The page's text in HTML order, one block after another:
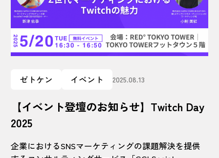
ゼトケン イベント 2025.08.13
【イベント登壇のお知らせ】Twitch Day
2025
企業におけるSNSマーケティングの課題解決を提供